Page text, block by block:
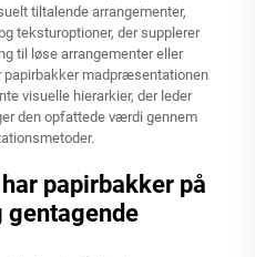
tiltalende arrangementer,
teksturoptioner, der supplerer
til løse arrangementer eller
madpræsentationen
visuelle hierarkier, der leder
den opfattede værdi gennem
papirbakker på
gentagende